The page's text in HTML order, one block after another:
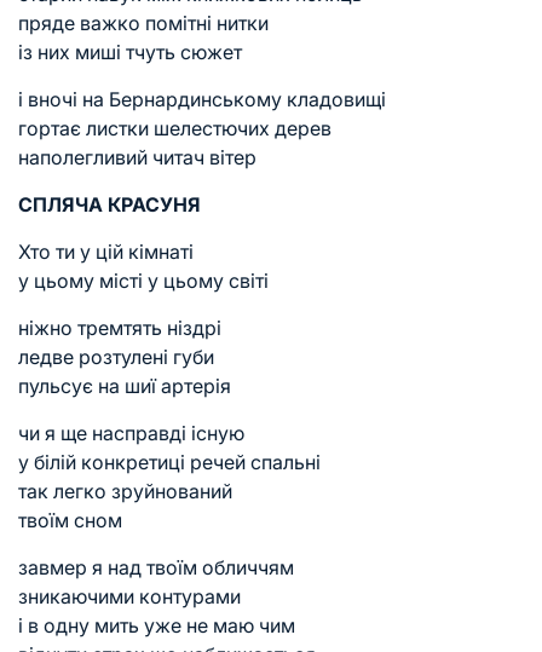
пряде важко помітні нитки
із них миші тчуть сюжет
і вночі на Бернардинському кладовищі
гортає листки шелестючих дерев
наполегливий читач вітер
СПЛЯЧА КРАСУНЯ
Хто ти у цій кімнаті
у цьому місті у цьому світі
ніжно тремтять ніздрі
ледве розтулені губи
пульсує на шиї артерія
чи я ще насправді існую
у білій конкретиці речей спальні
так легко зруйнований
твоїм сном
завмер я над твоїм обличчям
зникаючими контурами
і в одну мить уже не маю чим